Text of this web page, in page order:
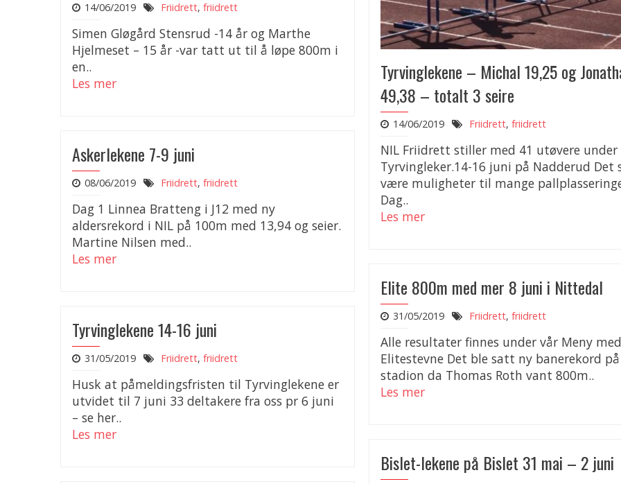
Tyrvinglekene – Michal 19,25 og
49,38 – totalt 3 seire
14/06/2019 Friidrett, friidrett
NIL Friidrett stiller med 41 utøvere under
Tyrvingleker.14-16 juni på Nadderud Det
være muligheter til mange
Dag..
Les mer
14/06/2019 Friidrett, friidrett
Simen Gløgård Stensrud -14 år og Marthe
Hjelmeset – 15 år -var tatt ut til å løpe 800m i
en..
Les mer
Askerlekene 7-9 juni
08/06/2019 Friidrett, friidrett
Dag 1 Linnea Bratteng i J12 med ny
aldersrekord i NIL på 100m med 13,94 og seier.
Martine Nilsen med..
Les mer
Elite 800m med mer 8 juni i Nittedal
31/05/2019 Friidrett, friidrett
Alle resultater finnes under vår Meny med
Elitestevne Det ble satt ny banerekord på
stadion da Thomas Roth vant 800m..
Les mer
Tyrvinglekene 14-16 juni
31/05/2019 Friidrett, friidrett
Husk at påmeldingsfristen til Tyrvinglekene er
utvidet til 7 juni 33 deltakere fra oss pr 6 juni
– se her..
Les mer
Bislet-lekene på Bislet 31 mai – 2 juni